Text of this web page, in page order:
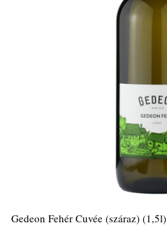
Gedeon Fehér Cuvée (száraz) (1,5l)